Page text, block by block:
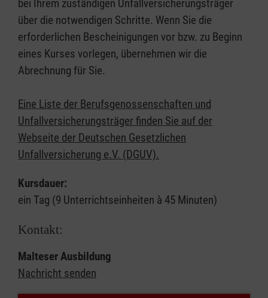
bei Ihrem zuständigen Unfallversicherungsträger
über die notwendigen Schritte. Wenn Sie die
erforderlichen Bescheinigungen vor bzw. zu Beginn
eines Kurses vorlegen, übernehmen wir die
Abrechnung für Sie.
Eine Liste der Berufsgenossenschaften und
Unfallversicherungsträger finden Sie auf der
Webseite der Deutschen Gesetzlichen
Unfallversicherung e.V. (DGUV).
Kursdauer:
ein Tag (9 Unterrichtseinheiten à 45 Minuten)
Kontakt:
Malteser Ausbildung
Nachricht senden